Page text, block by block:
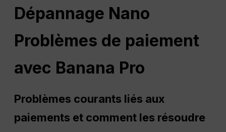
Dépannage Nano
Problèmes de paiement
avec Banana Pro
Problèmes courants liés aux
paiements et comment les résoudre